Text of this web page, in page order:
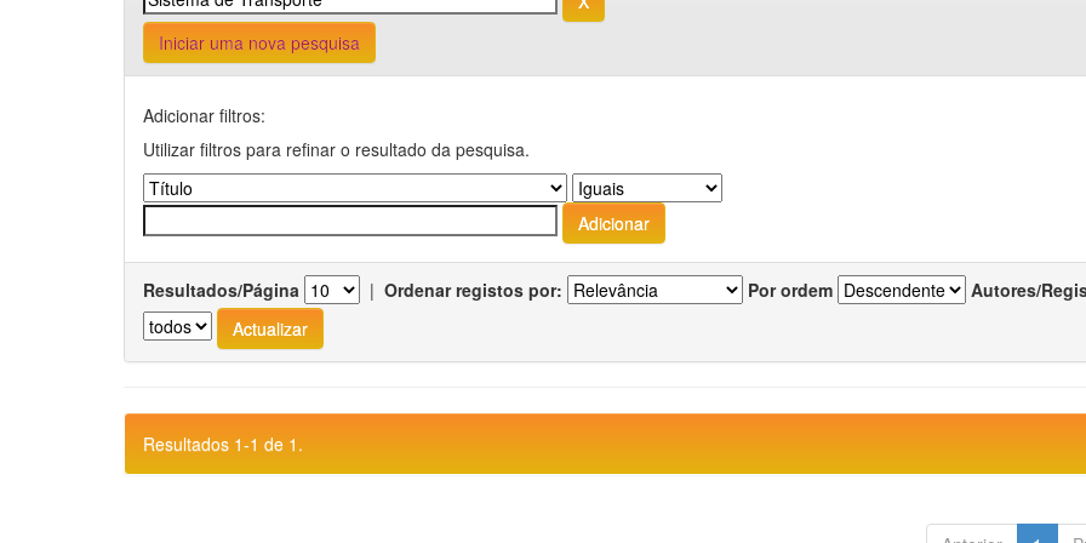
Iniciar uma nova pesquisa
Adicionar filtros:
Utilizar filtros para refinar o resultado da pesquisa.
Resultados/Página | Ordenar registos por: Por ordem Autores/
Resultados 1-1 de 1.